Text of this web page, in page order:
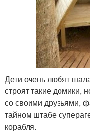
Дети очень любят
строят такие домики,
со своими друзьями,
тайном штабе
корабля.